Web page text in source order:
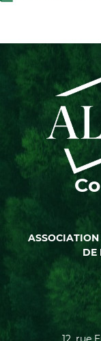
ASSOCIATION
DE